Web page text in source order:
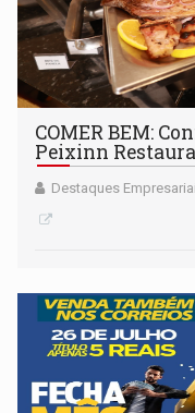
COMER BEM:
Peixinn
Destaques